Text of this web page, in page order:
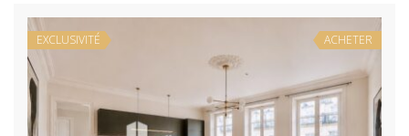
EXCLUSIVITÉ ACHETER